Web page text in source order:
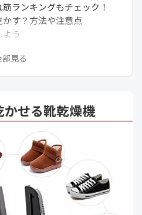
ランキングもチェック！
す？方法や注意点
う
部見る
かせる靴乾燥機